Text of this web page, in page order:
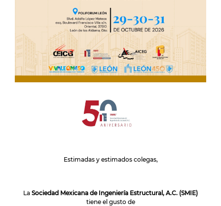
Estimadas y estimados colegas,
La Sociedad Mexicana de Ingeniería Estructural, A.C. (SMIE)
tiene el gusto de